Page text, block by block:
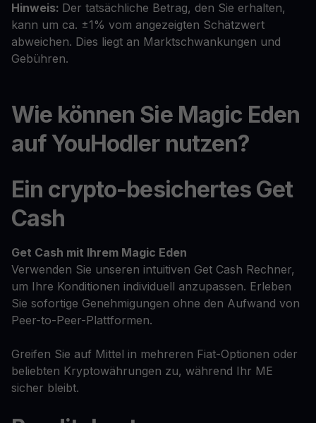
Hinweis: Der tatsächliche Betrag, den Sie erhalten,
kann um ca. ±1% vom angezeigten Schätzwert
abweichen. Dies liegt an Marktschwankungen und
Gebühren.
Wie können Sie Magic Eden
auf YouHodler nutzen?
Ein crypto-besichertes Get
Cash
Get Cash mit Ihrem Magic Eden
Verwenden Sie unseren intuitiven Get Cash Rechner,
um Ihre Konditionen individuell anzupassen. Erleben
Sie sofortige Genehmigungen ohne den Aufwand von
Peer-to-Peer-Plattformen.
Greifen Sie auf Mittel in mehreren Fiat-Optionen oder
beliebten Kryptowährungen zu, während Ihr ME
sicher bleibt.